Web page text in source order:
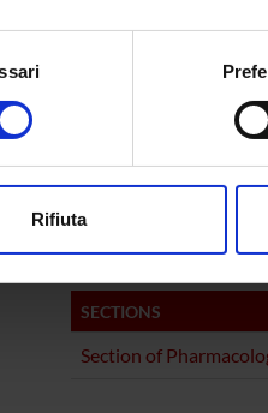
vorremmo anche:
informazioni sulla tua
il tuo consenso in
dal tuo utilizzo dei loro
Rifiuta
Anita Conforti
RESEARCH AREAS
SECTIONS
Section of